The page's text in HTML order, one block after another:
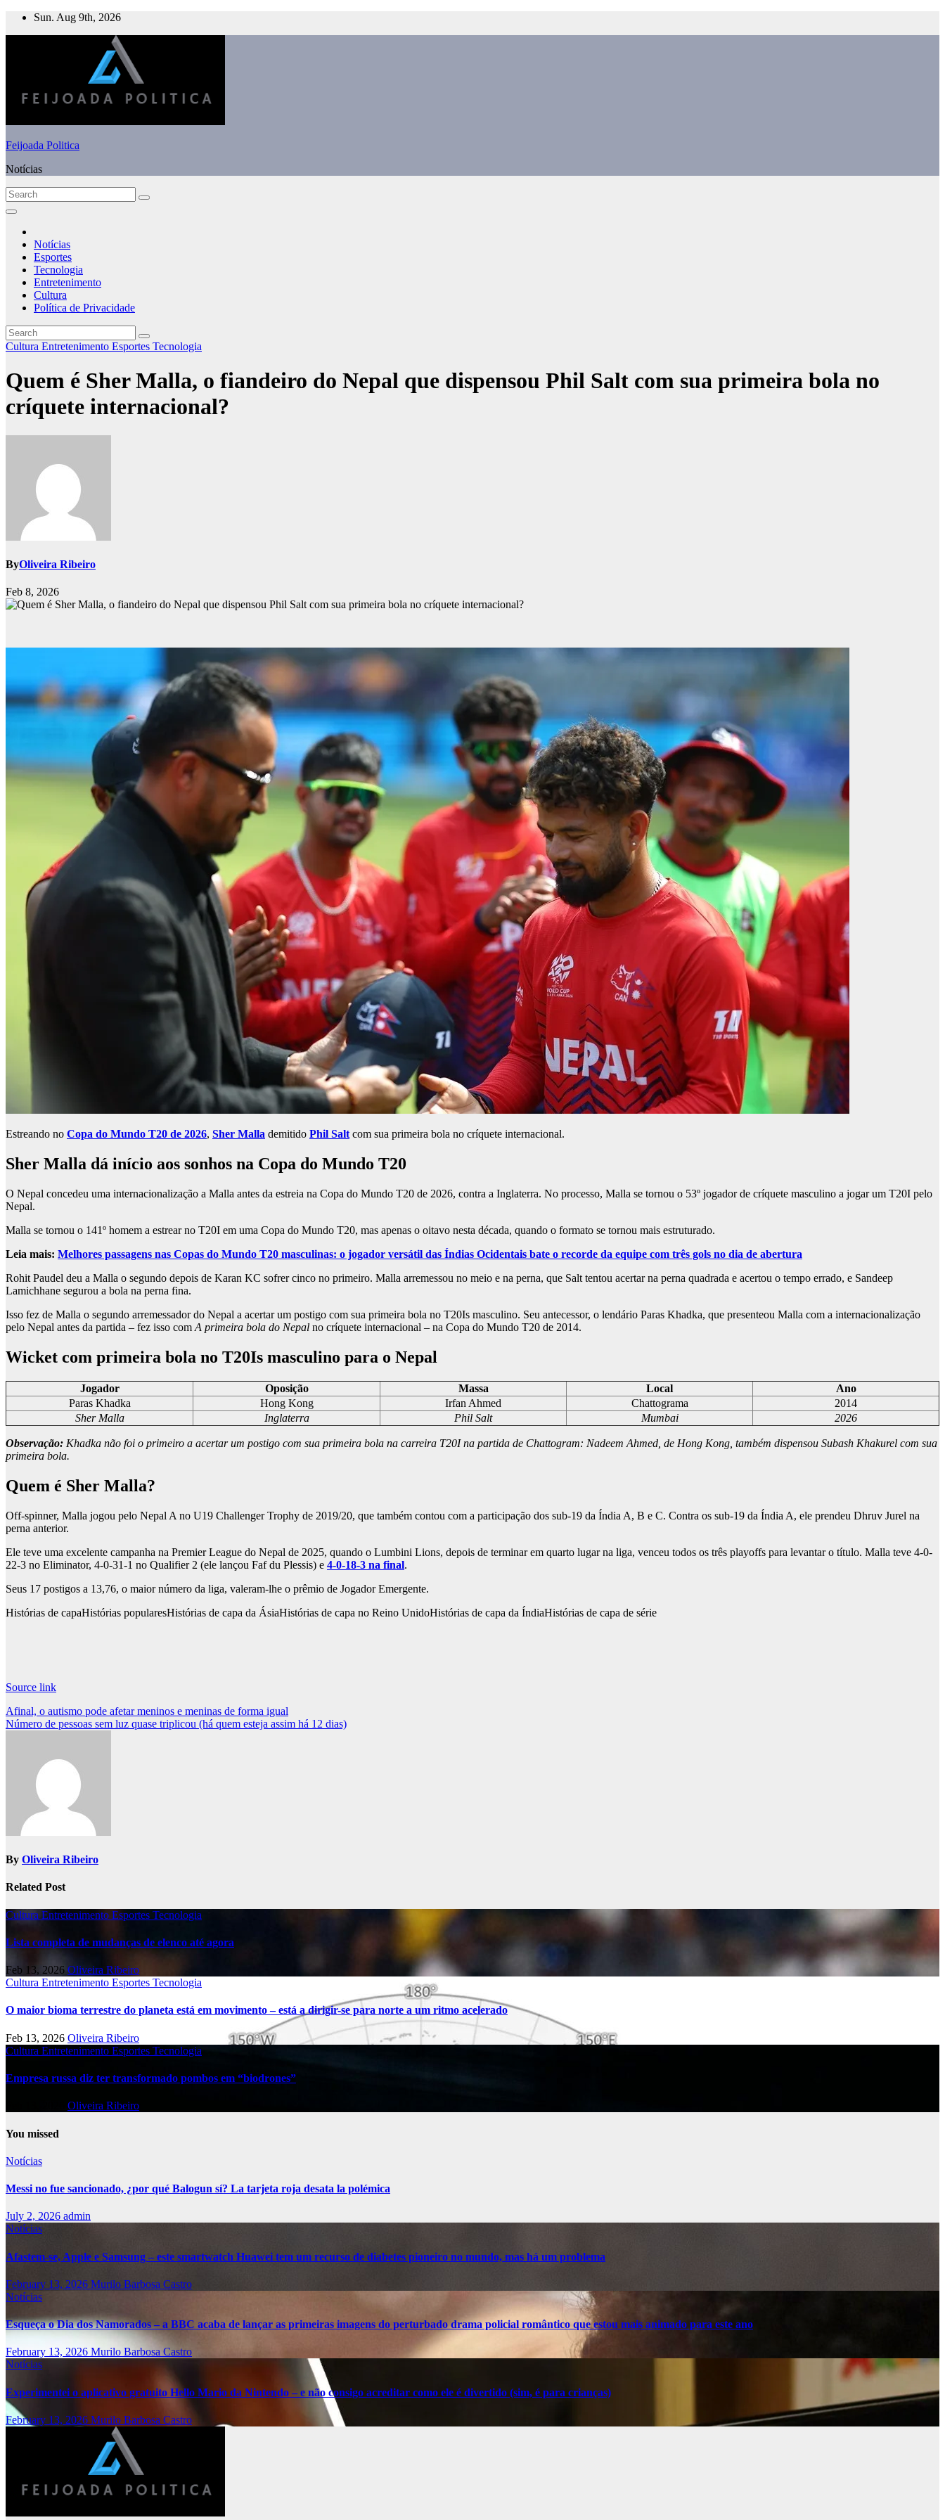
Skip
Sun. Aug 9th, 2026
Feijoada Politica
Notícias
Notícias
Esportes
Tecnologia
Entretenimento
Cultura
Política de Privacidade
Cultura Entretenimento Esportes Tecnologia
Quem é Sher Malla, o fiandeiro do Nepal que dispensou Phil Salt com sua primeira bola no
críquete internacional?
ByOliveira Ribeiro
Feb 8, 2026
Estreando no Copa do Mundo T20 de 2026, Sher Malla demitido Phil Saltcom sua primeira bola no críquete internacional.
Sher Malla dá início aos sonhos na Copa do Mundo T20
O Nepal concedeu uma internacionalização a Malla antes da estreia na Copa do Mundo T20 de 2026, contra a Inglaterra. No processo, Malla se tornou o 53º jogador de críquete masculino a jogar um T20I pelo
Nepal.
Malla se tornou o 141º homem a estrear no T20I em uma Copa do Mundo T20, mas apenas o oitavo nesta década, quando o formato se tornou mais estruturado.
Leia mais: Melhores passagens nas Copas do Mundo T20 masculinas: o jogador versátil das Índias Ocidentais bate o recorde da equipe com três gols no dia de abertura
Rohit Paudel deu a Malla o segundo depois de Karan KC sofrer cinco no primeiro. Malla arremessou no meio e na perna, que Salt tentou acertar na perna quadrada e acertou o tempo errado, e Sandeep
Lamichhane segurou a bola na perna fina.
Isso fez de Malla o segundo arremessador do Nepal a acertar um postigo com sua primeira bola no T20Is masculino. Seu antecessor, o lendário Paras Khadka, que presenteou Malla com a internacionalização
pelo Nepal antes da partida – fez isso com A primeira bola do Nepal no críquete internacional – na Copa do Mundo T20 de 2014.
Wicket com primeira bola no T20Is masculino para o Nepal
Jogador Oposição Massa Local
Ano
Paras Khadka
Hong Kong Irfan Ahmed Chattograma
2014
Sher Malla
Inglaterra Phil Salt Mumbai 2026
Observação: Khadka não foi o primeiro a acertar um postigo com sua primeira bola na carreira T20I na partida de Chattogram: Nadeem Ahmed, de Hong Kong, também dispensou Subash Khakurel com sua
primeira bola.
Quem é Sher Malla?
Off-spinner, Malla jogou pelo Nepal A no U19 Challenger Trophy de 2019/20, que também contou com a participação dos sub-19 da Índia A, B e C. Contra os sub-19 da Índia A, ele prendeu Dhruv Jurel na
perna anterior.
Ele teve uma excelente campanha na Premier League do Nepal de 2025, quando o Lumbini Lions, depois de terminar em quarto lugar na liga, venceu todos os três playoffs para levantar o título. Malla teve 4-0-
22-3 no Eliminator, 4-0-31-1 no Qualifier 2 (ele lançou Faf du Plessis) e 4-0-18-3 na final.
Seus 17 postigos a 13,76, o maior número da liga, valeram-lhe o prêmio de Jogador Emergente.
Histórias de capaHistórias popularesHistórias de capa da ÁsiaHistórias de capa no Reino UnidoHistórias de capa da ÍndiaHistórias de capa de série
Source link
Post
navigation
Afinal, o autismo pode afetar meninos e meninas de forma igual
Número de pessoas sem luz quase triplicou (há quem esteja assim há 12 dias)
By Oliveira Ribeiro
Related Post
Cultura Entretenimento Esportes Tecnologia
Lista completa de mudanças de elenco até agora
Feb 13, 2026 Oliveira Ribeiro
Cultura Entretenimento Esportes Tecnologia
O maior bioma terrestre do planeta está em movimento – está a dirigir-se para norte a um ritmo acelerado
Feb 13, 2026 Oliveira Ribeiro
Cultura Entretenimento Esportes Tecnologia
Empresa russa diz ter transformado pombos em “biodrones”
Oliveira Ribeiro
You missed
Notícias
Messi no fue sancionado, ¿por qué Balogun sí? La tarjeta roja desata la polémica
July 2, 2026 admin
Notícias
Afastem-se, Apple e Samsung – este smartwatch Huawei tem um recurso de diabetes pioneiro no mundo, mas há um problema
February 13, 2026 Murilo Barbosa Castro
Notícias
Esqueça o Dia dos Namorados – a BBC acaba de lançar as primeiras imagens do perturbado drama policial romântico que estou mais animado para este ano
February 13, 2026 Murilo Barbosa Castro
Notícias
Experimentei o aplicativo gratuito Hello Mario da Nintendo – e não consigo acreditar como ele é divertido (sim, é para crianças)
February 13, 2026 Murilo Barbosa Castro